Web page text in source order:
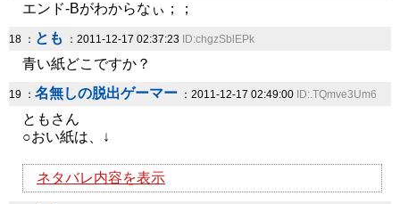
エンド-Bがわからなぃ；；
18 ： とも ：2011-12-17 02:37:23 ID:chgzSblEPk
青い紙どこですか？
19 ： 名無しの脱出ゲーマー ：2011-12-17 02:49:00 ID:.TQmve3Um6
ともさん
○おい紙は、↓
ネタバレ内容を表示